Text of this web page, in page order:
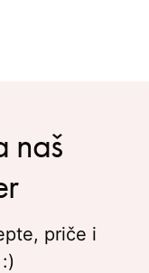
naš
priče i